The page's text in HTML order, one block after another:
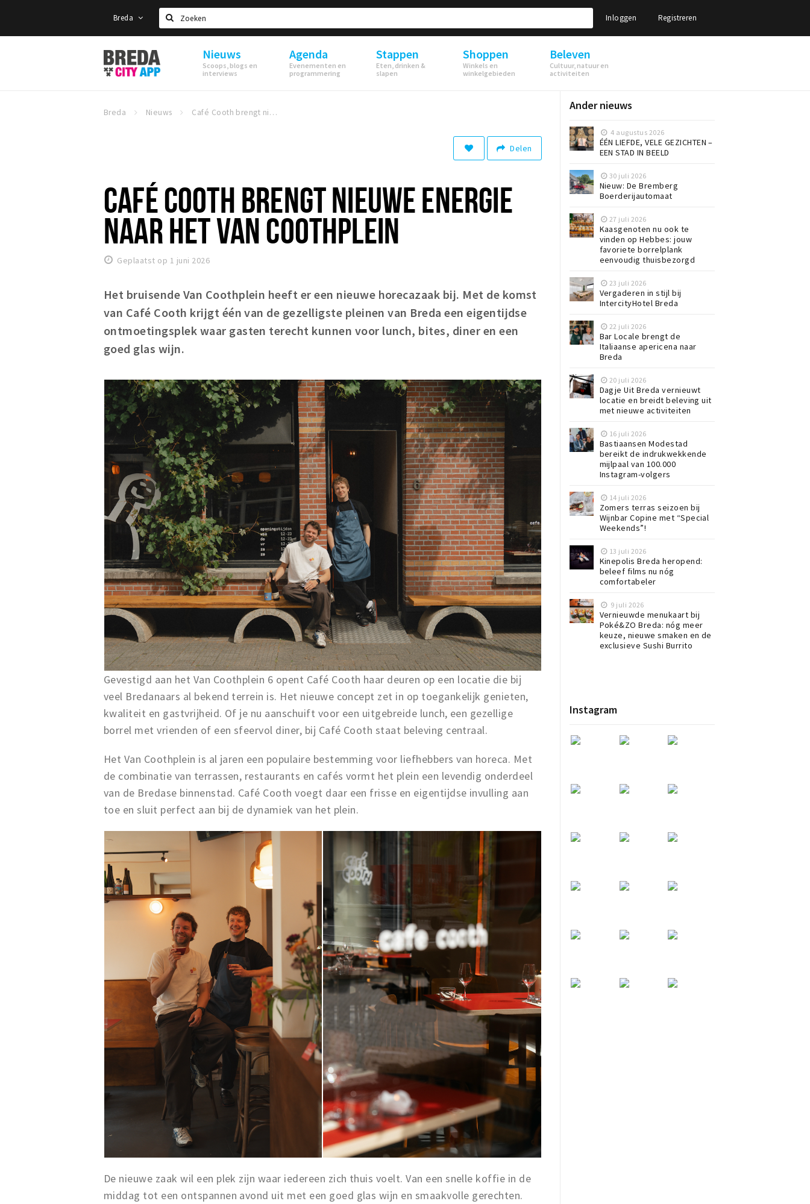
Breda
Zoeken
Inloggen Registreren
Stappen
&
Shoppen
Nieuws
Scoops, blogs en
interviews
Agenda
Evenementen en
programmering
Stappen
Eten, drinken &
slapen
Shoppen
Winkels en
winkelgebieden
Beleven
Cultuur, natuur en
activiteiten
Breda Nieuws Café Cooth brengt nieuwe energie naar het Van Coothplein
Delen
CAFÉ COOTH BRENGT NIEUWE ENERGIE
NAAR HET VAN COOTHPLEIN
Geplaatst op 1 juni 2026
Het bruisende Van Coothplein heeft er een nieuwe horecazaak bij. Met de komst
van Café Cooth krijgt één van de gezelligste pleinen van Breda een eigentijdse
ontmoetingsplek waar gasten terecht kunnen voor lunch, bites, diner en een
goed glas wijn.
Gevestigd aan het Van Coothplein 6 opent Café Cooth haar deuren op een locatie die bij
veel Bredanaars al bekend terrein is. Het nieuwe concept zet in op toegankelijk genieten,
kwaliteit en gastvrijheid. Of je nu aanschuift voor een uitgebreide lunch, een gezellige
borrel met vrienden of een sfeervol diner, bij Café Cooth staat beleving centraal.
Het Van Coothplein is al jaren een populaire bestemming voor liefhebbers van horeca. Met
de combinatie van terrassen, restaurants en cafés vormt het plein een levendig onderdeel
van de Bredase binnenstad. Café Cooth voegt daar een frisse en eigentijdse invulling aan
toe en sluit perfect aan bij de dynamiek van het plein.
De nieuwe zaak wil een plek zijn waar iedereen zich thuis voelt. Van een snelle koffie in de
middag tot een ontspannen avond uit met een goed glas wijn en smaakvolle gerechten.
Ander nieuws
4 augustus 2026
ÉÉN LIEFDE, VELE GEZICHTEN –
EEN STAD IN BEELD
30 juli 2026
Nieuw: De Bremberg
Boerderijautomaat
27 juli 2026
Kaasgenoten nu ook te
vinden op Hebbes: jouw
favoriete borrelplank
eenvoudig thuisbezorgd
23 juli 2026
Vergaderen in stijl bij
IntercityHotel Breda
22 juli 2026
Bar Locale brengt de
Italiaanse apericena naar
Breda
20 juli 2026
Dagje Uit Breda vernieuwt
locatie en breidt beleving uit
met nieuwe activiteiten
16 juli 2026
Bastiaansen Modestad
bereikt de indrukwekkende
mijlpaal van 100.000
Instagram-volgers
14 juli 2026
Zomers terras seizoen bij
Wijnbar Copine met “Special
Weekends”!
13 juli 2026
Kinepolis Breda heropend:
beleef films nu nóg
comfortabeler
9 juli 2026
Vernieuwde menukaart bij
Poké&ZO Breda: nóg meer
keuze, nieuwe smaken en de
exclusieve Sushi Burrito
Instagram